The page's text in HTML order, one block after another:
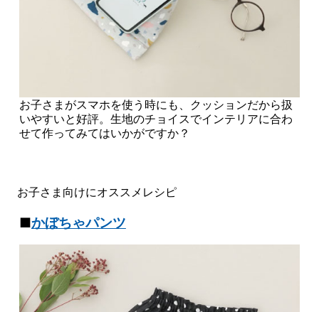
お子さまがスマホを使う時にも、クッションだから扱
いやすいと好評。生地のチョイスでインテリアに合わ
せて作ってみてはいかがですか？
お子さま向けにオススメレシピ
■かぼちゃパンツ